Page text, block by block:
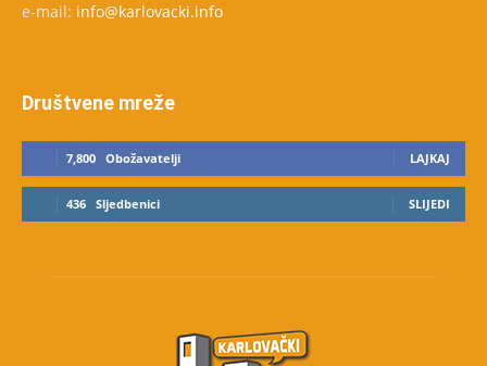
e-mail: info@karlovacki.info
Društvene mreže
7,800 Obožavatelji LAJKAJ
436 Sljedbenici SLIJEDI